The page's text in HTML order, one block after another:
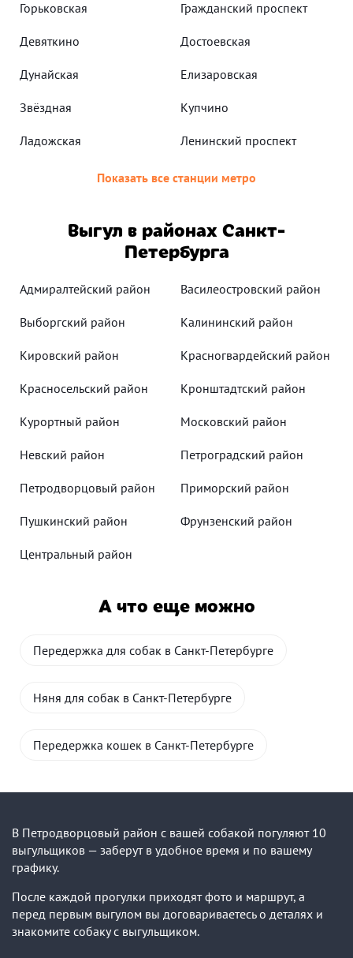
Горьковская Гражданский проспект
Девяткино Достоевская
Дунайская Елизаровская
Звёздная Купчино
Ладожская Ленинский проспект
Показать все станции метро
Выгул в районах Санкт-
Петербурга
Адмиралтейский район Василеостровский район
Выборгский район Калининский район
Кировский район Красногвардейский район
Красносельский район Кронштадтский район
Курортный район Московский район
Невский район Петроградский район
Петродворцовый район Приморский район
Пушкинский район Фрунзенский район
Центральный район
А что еще можно
Передержка для собак в Санкт-Петербурге
Няня для собак в Санкт-Петербурге
Передержка кошек в Санкт-Петербурге
В Петродворцовый район с вашей собакой погуляют 10
выгульщиков — заберут в удобное время и по вашему
графику.
После каждой прогулки приходят фото и маршрут, а
перед первым выгулом вы договариваетесь о деталях и
знакомите собаку с выгульщиком.